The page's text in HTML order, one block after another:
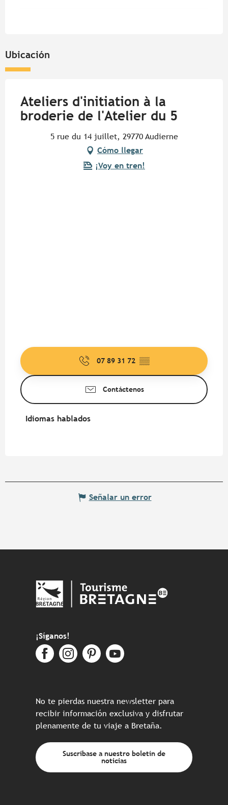
Ubicación
Ateliers d'initiation à la
broderie de l'Atelier du 5
5 rue du 14 juillet, 29770 Audierne
Cómo llegar
¡Voy en tren!
07 89 31 72 ▒▒
Contáctenos
Idiomas hablados
Idiomas hablados
Señalar un error
¡Síganos!
No te pierdas nuestra newsletter para
recibir información exclusiva y disfrutar
plenamente de tu viaje a Bretaña.
Suscríbase a nuestro boletín de
noticias